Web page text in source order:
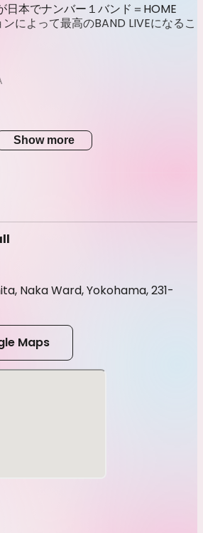
日本でナンバー１バンド＝HOME
によって最高のBAND LIVEになるこ
伴に限る
チケットが必要です
Show more
Naka Ward, Yokohama, 231-
Maps